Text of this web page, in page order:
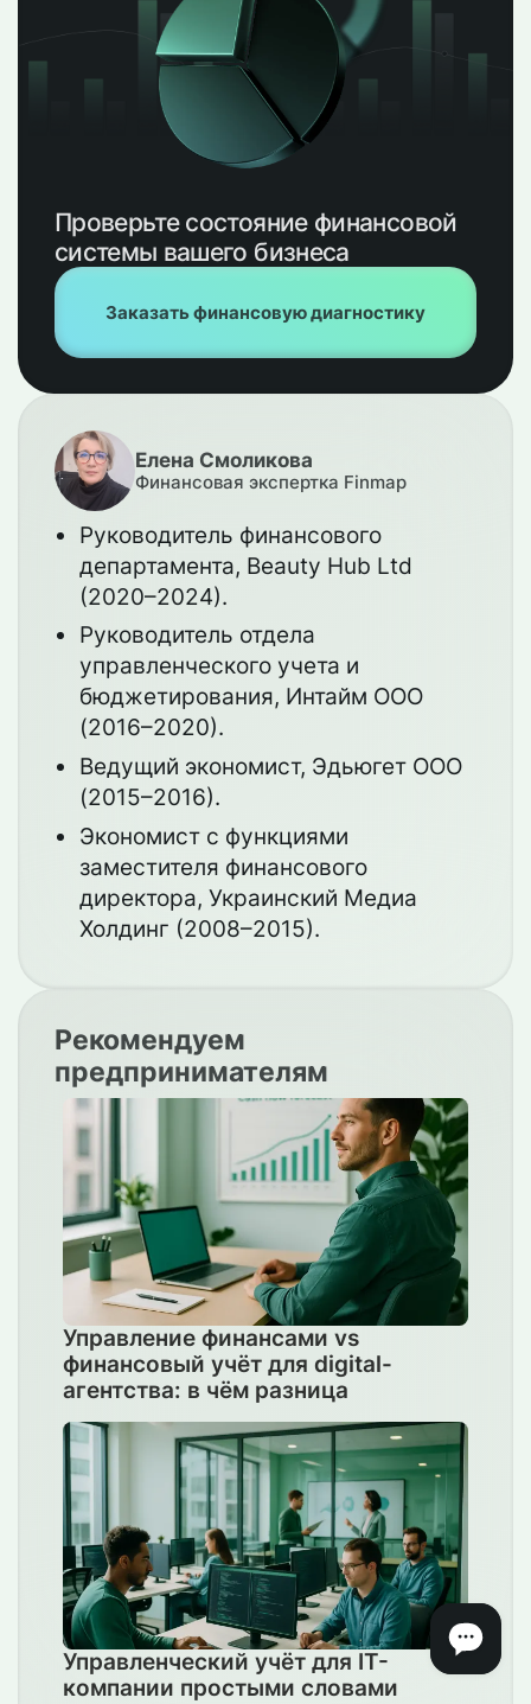
Проверьте состояние финансовой
системы вашего бизнеса
Заказать финансовую диагностику
Елена Смоликова
Финансовая экспертка Finmap
Руководитель финансового
департамента, Beauty Hub Ltd
(2020–2024).
Руководитель отдела
управленческого учета и
бюджетирования, Интайм ООО
(2016–2020).
Ведущий экономист, Эдьюгет ООО
(2015–2016).
Экономист с функциями
заместителя финансового
директора, Украинский Медиа
Холдинг (2008–2015).
Рекомендуем
предпринимателям
Управление финансами vs
финансовый учёт для digital-
агентства: в чём разница
Управленческий учёт для IT-
компании простыми словами